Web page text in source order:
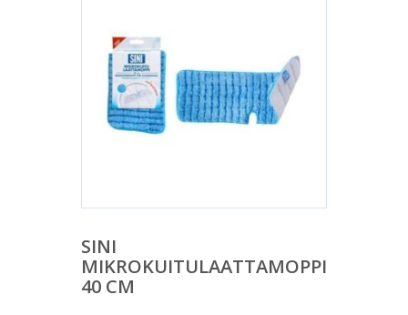
SINI
MIKROKUITULAATTAMOPPI
40 CM